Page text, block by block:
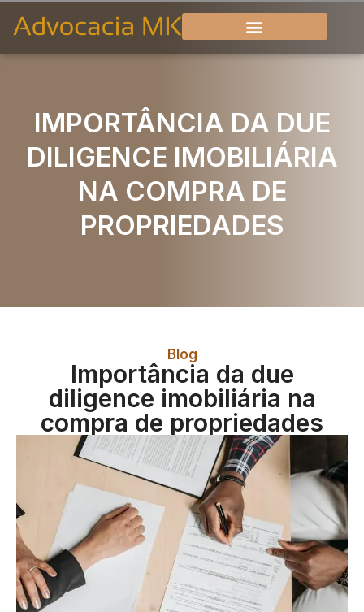
IMPORTÂNCIA DA DUE
DILIGENCE IMOBILIÁRIA
NA COMPRA DE
PROPRIEDADES
Blog
Importância da due
diligence imobiliária na
compra de propriedades